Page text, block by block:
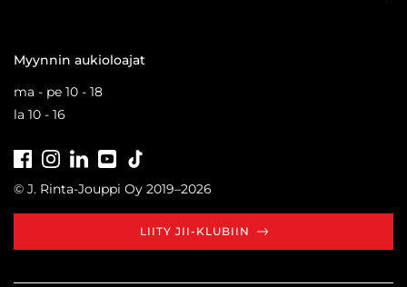
Myynnin aukioloajat
ma - pe 10 - 18
la 10 - 16
FacebookInstagramLinkedInYoutube
© J. Rinta-Jouppi Oy 2019–2026
LIITY JII-KLUBIIN